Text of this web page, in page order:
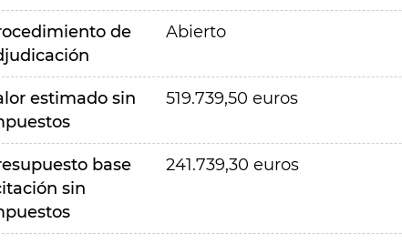
de
Abierto
estimado sin
519.739,50 euros
base
sin
241.739,30 euros